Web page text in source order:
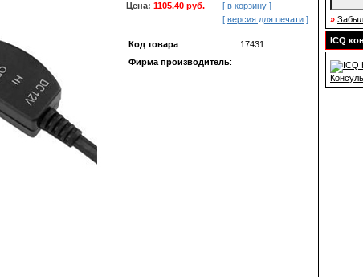
Цена: 1105.40 руб. [ в корзину ]
[ версия для печати ]
Код товара:
17431
Фирма производитель:
»
ICQ